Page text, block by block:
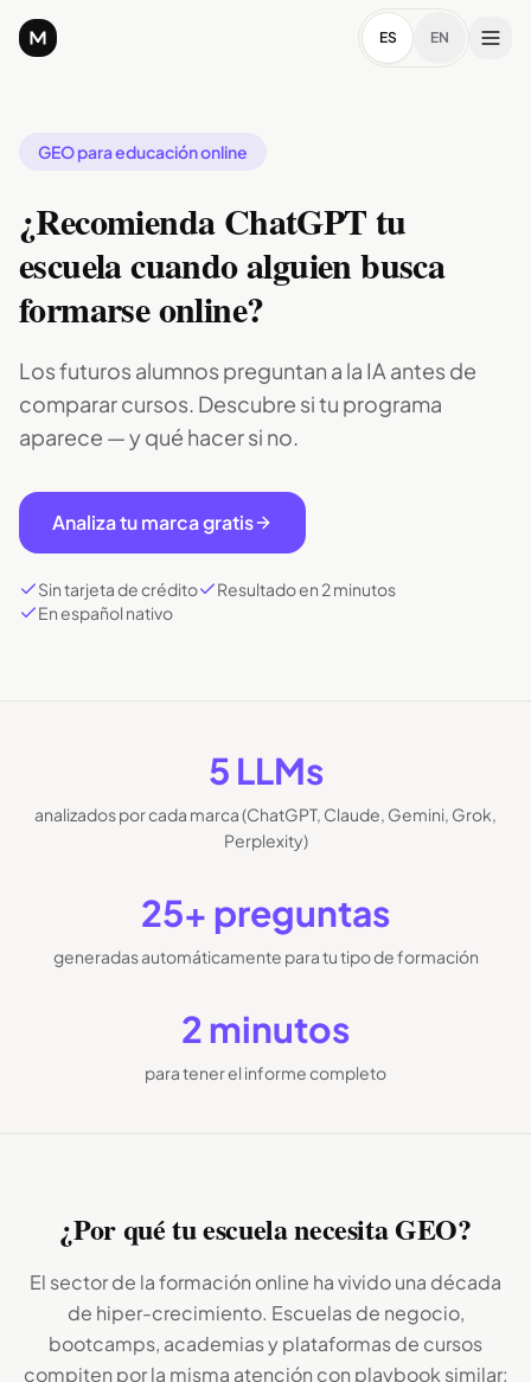
ES EN
GEO para educación online
¿Recomienda ChatGPT tu
escuela cuando alguien busca
formarse online?
Los futuros alumnos preguntan a la IA antes de
comparar cursos. Descubre si tu programa
aparece — y qué hacer si no.
Analiza tu marca gratis
Sin tarjeta de crédito
Resultado en 2 minutos
En español nativo
5 LLMs
analizados por cada marca (ChatGPT, Claude, Gemini, Grok,
Perplexity)
25+ preguntas
generadas automáticamente para tu tipo de formación
2 minutos
para tener el informe completo
¿Por qué tu escuela necesita GEO?
El sector de la formación online ha vivido una década
de hiper-crecimiento. Escuelas de negocio,
bootcamps, academias y plataformas de cursos
compiten por la misma atención con playbook similar: